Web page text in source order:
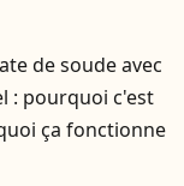
de soude avec
: pourquoi c'est
ça fonctionne